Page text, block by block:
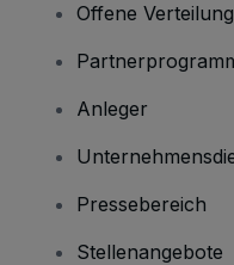
Offene Verteilung
Anleger
Pressebereich
Stellenangebote